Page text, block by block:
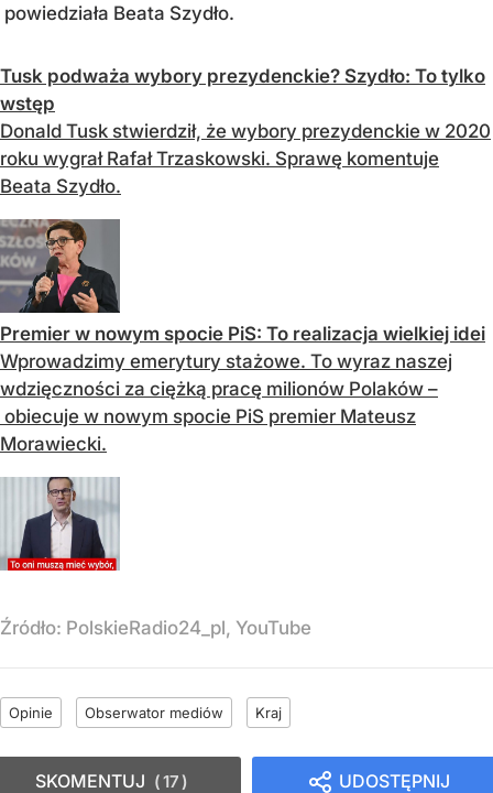
powiedziała Beata Szydło.
Tusk podważa wybory prezydenckie? Szydło: To tylko
wstęp
Donald Tusk stwierdził, że wybory prezydenckie w 2020
roku wygrał Rafał Trzaskowski. Sprawę komentuje
Beata Szydło.
Premier w nowym spocie PiS: To realizacja wielkiej idei
Wprowadzimy emerytury stażowe. To wyraz naszej
wdzięczności za ciężką pracę milionów Polaków –
obiecuje w nowym spocie PiS premier Mateusz
Morawiecki.
Źródło: PolskieRadio24_pl, YouTube
Opinie Obserwator mediów Kraj
UDOSTĘPNIJ
SKOMENTUJ 17